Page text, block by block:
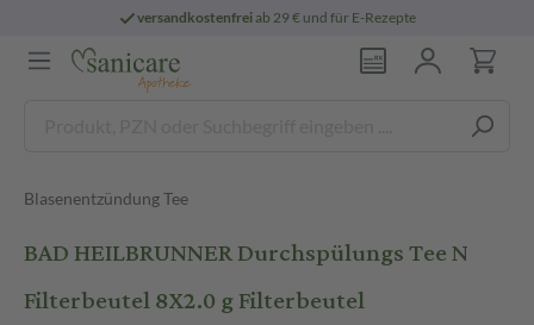
versandkostenfreiab 29 € und für E-Rezepte
Blasenentzündung Tee
BAD HEILBRUNNER Durchspülungs Tee N
Filterbeutel 8X2.0 g Filterbeutel